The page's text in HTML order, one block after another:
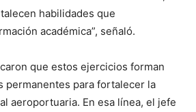
habilidades que
académica”, señaló.
que estos ejercicios forman
permanentes para fortalecer la
aeroportuaria. En esa línea, el jefe